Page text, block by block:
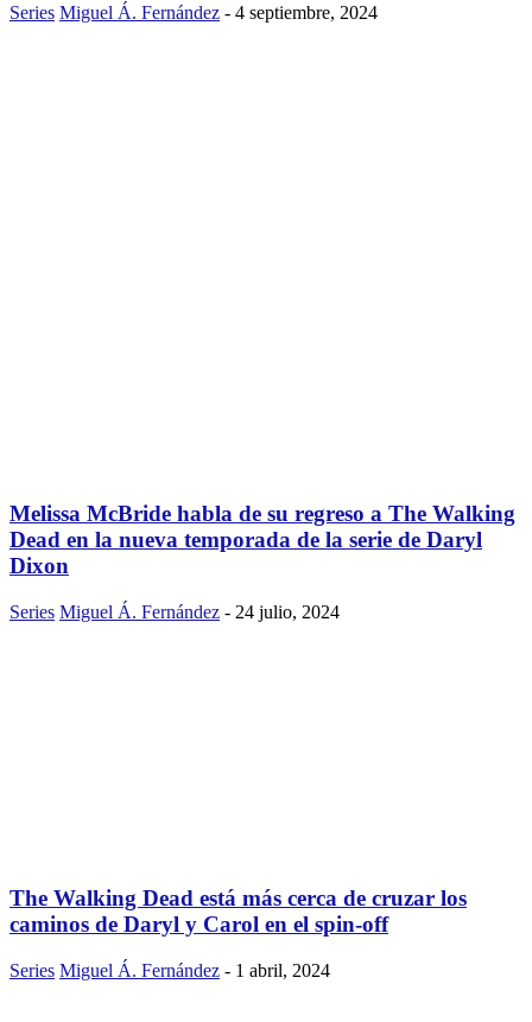
Series Miguel Á. Fernández - 4 septiembre, 2024
Melissa McBride habla de su regreso a The Walking
Dead en la nueva temporada de la serie de Daryl
Dixon
Series Miguel Á. Fernández - 24 julio, 2024
The Walking Dead está más cerca de cruzar los
caminos de Daryl y Carol en el spin-off
Series Miguel Á. Fernández - 1 abril, 2024